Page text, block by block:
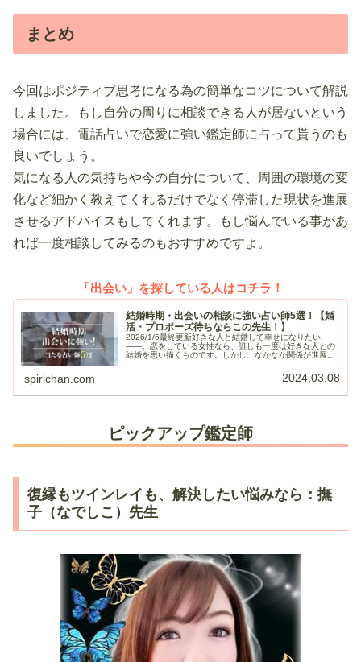
まとめ
今回はポジティブ思考になる為の簡単なコツについて解説
しました。もし自分の周りに相談できる人が居ないという
場合には、電話占いで恋愛に強い鑑定師に占って貰うのも
良いでしょう。
気になる人の気持ちや今の自分について、周囲の環境の変
化など細かく教えてくれるだけでなく停滞した現状を進展
させるアドバイスもしてくれます。もし悩んでいる事があ
れば一度相談してみるのもおすすめですよ。
「出会い」を探している人はコチラ！
結婚時期・出会いの相談に強い占い師5選！【婚
活・プロポーズ待ちならこの先生！】
2026/1/6最終更新好きな人と結婚して幸せになりたい
――。恋をしている女性なら、誰しも一度は好きな人との
結婚を思い描くものです。しかし、なかなか関係が進展し
spirichan.com 2024.03.08
ピックアップ鑑定師
復縁もツインレイも、解決したい悩みなら：撫
子（なでしこ）先生